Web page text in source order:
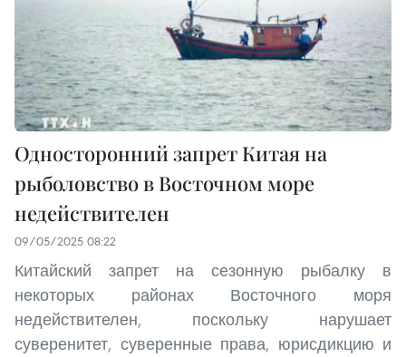
Односторонний запрет Китая на
рыболовство в Восточном море
недействителен
09/05/2025 08:22
Китайский запрет на сезонную рыбалку в
некоторых районах Восточного моря
недействителен, поскольку нарушает
суверенитет, суверенные права, юрисдикцию и